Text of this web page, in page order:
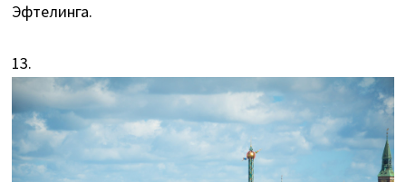
Эфтелинга.
13.